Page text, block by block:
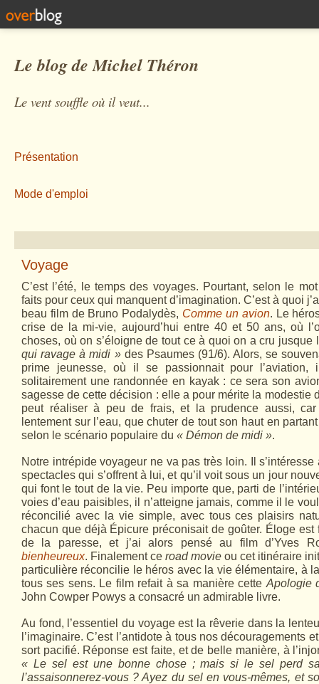
Le blog de Michel Théron
Le vent souffle où il veut...
Présentation
Mode d'emploi
Voyage
C’est l’été, le temps des voyages. Pourtant, selon le
faits pour ceux qui manquent d’imagination. C’est à quoi
beau film de Bruno Podalydès, Comme un avion. Le
crise de la mi-vie, aujourd’hui entre 40 et 50 ans, où
choses, où on s’éloigne de tout ce à quoi on a cru jusque
qui ravage à midi » des Psaumes (91/6). Alors, se
prime jeunesse, où il se passionnait pour l’aviation,
solitairement une randonnée en kayak : ce sera son
sagesse de cette décision : elle a pour mérite la modestie
peut réaliser à peu de frais, et la prudence aussi,
lentement sur l’eau, que chuter de tout son haut en
selon le scénario populaire du « Démon de midi ».
Notre intrépide voyageur ne va pas très loin. Il
spectacles qui s’offrent à lui, et qu’il voit sous un jour
qui font le tout de la vie. Peu importe que, parti de
voies d’eau paisibles, il n’atteigne jamais, comme il le
réconcilié avec la vie simple, avec tous ces plaisirs
chacun que déjà Épicure préconisait de goûter. Éloge est
de la paresse, et j’ai alors pensé au film d’Yves
bienheureux. Finalement ce road movie ou cet itinéraire
particulière réconcilie le héros avec la vie élémentaire, à
tous ses sens. Le film refait à sa manière cette Apologie
John Cowper Powys a consacré un admirable livre.
Au fond, l’essentiel du voyage est la rêverie dans la
l’imaginaire. C’est l’antidote à tous nos découragements
sort pacifié. Réponse est faite, et de belle manière, à
« Le sel est une bonne chose ; mais si le sel perd
l’assaisonnerez-vous ? Ayez du sel en vous-mêmes, et